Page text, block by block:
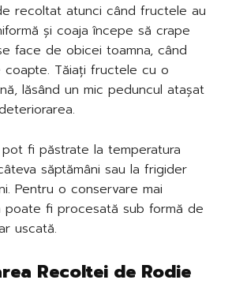
recoltat atunci când fructele au
și coaja începe să crape
face de obicei toamna, când
Tăiați fructele cu o
lăsând un mic peduncul atașat
fi păstrate la temperatura
săptămâni sau la frigider
Pentru o conservare mai
poate fi procesată sub formă de
uscată.
Recoltei de Rodie